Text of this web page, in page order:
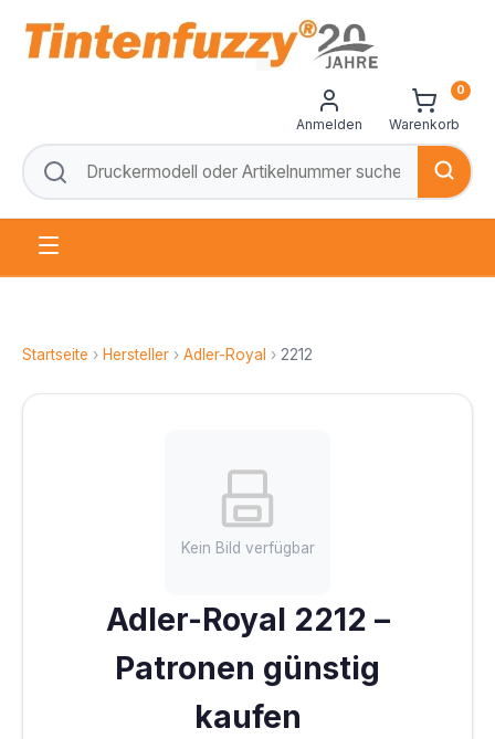
Anmelden Warenkorb
0
Startseite › Hersteller › Adler-Royal › 2212
Kein Bild verfügbar
Adler-Royal 2212 –
Patronen günstig
kaufen